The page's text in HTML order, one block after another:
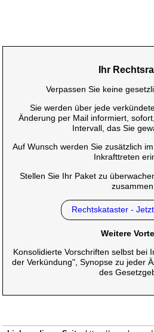
Ihr
Verpassen Sie keine
Sie werden über jede
Änderung per Mail informiert,
Intervall, das Sie
Auf Wunsch werden Sie zusätzlich
Inkrafttreten
Stellen Sie Ihr Paket zu
zusammen.
Rechtskataster -
Weitere
Konsolidierte Vorschriften selbst bei
der Verkündung", Synopse zu jeder
des